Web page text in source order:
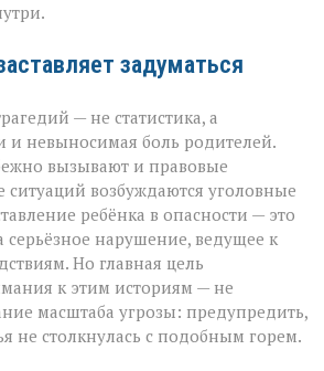
задуматься
— не статистика, а
и невыносимая боль родителей.
вызывают и правовые
ситуаций возбуждаются уголовные
ребёнка в опасности — это
серьёзное нарушение, ведущее к
Но главная цель
к этим историям — не
масштаба угрозы: предупредить,
не столкнулась с подобным горем.